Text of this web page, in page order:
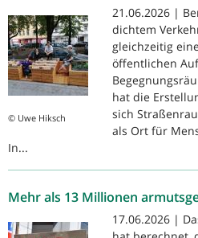
© Uwe Hiksch
21.06.2026 |
dichtem
gleichzeitig
öffentlichen
hat die
sich
als Ort für
In...
Mehr als 13 Millionen
17.06.2026 |